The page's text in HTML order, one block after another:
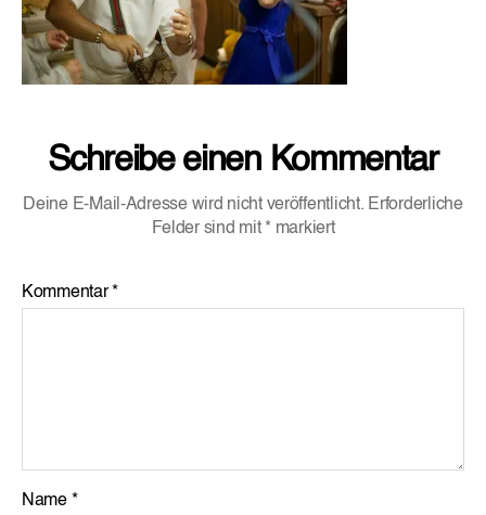
Schreibe einen Kommentar
Deine E-Mail-Adresse wird nicht veröffentlicht. Erforderliche
Felder sind mit * markiert
Kommentar*
Name *